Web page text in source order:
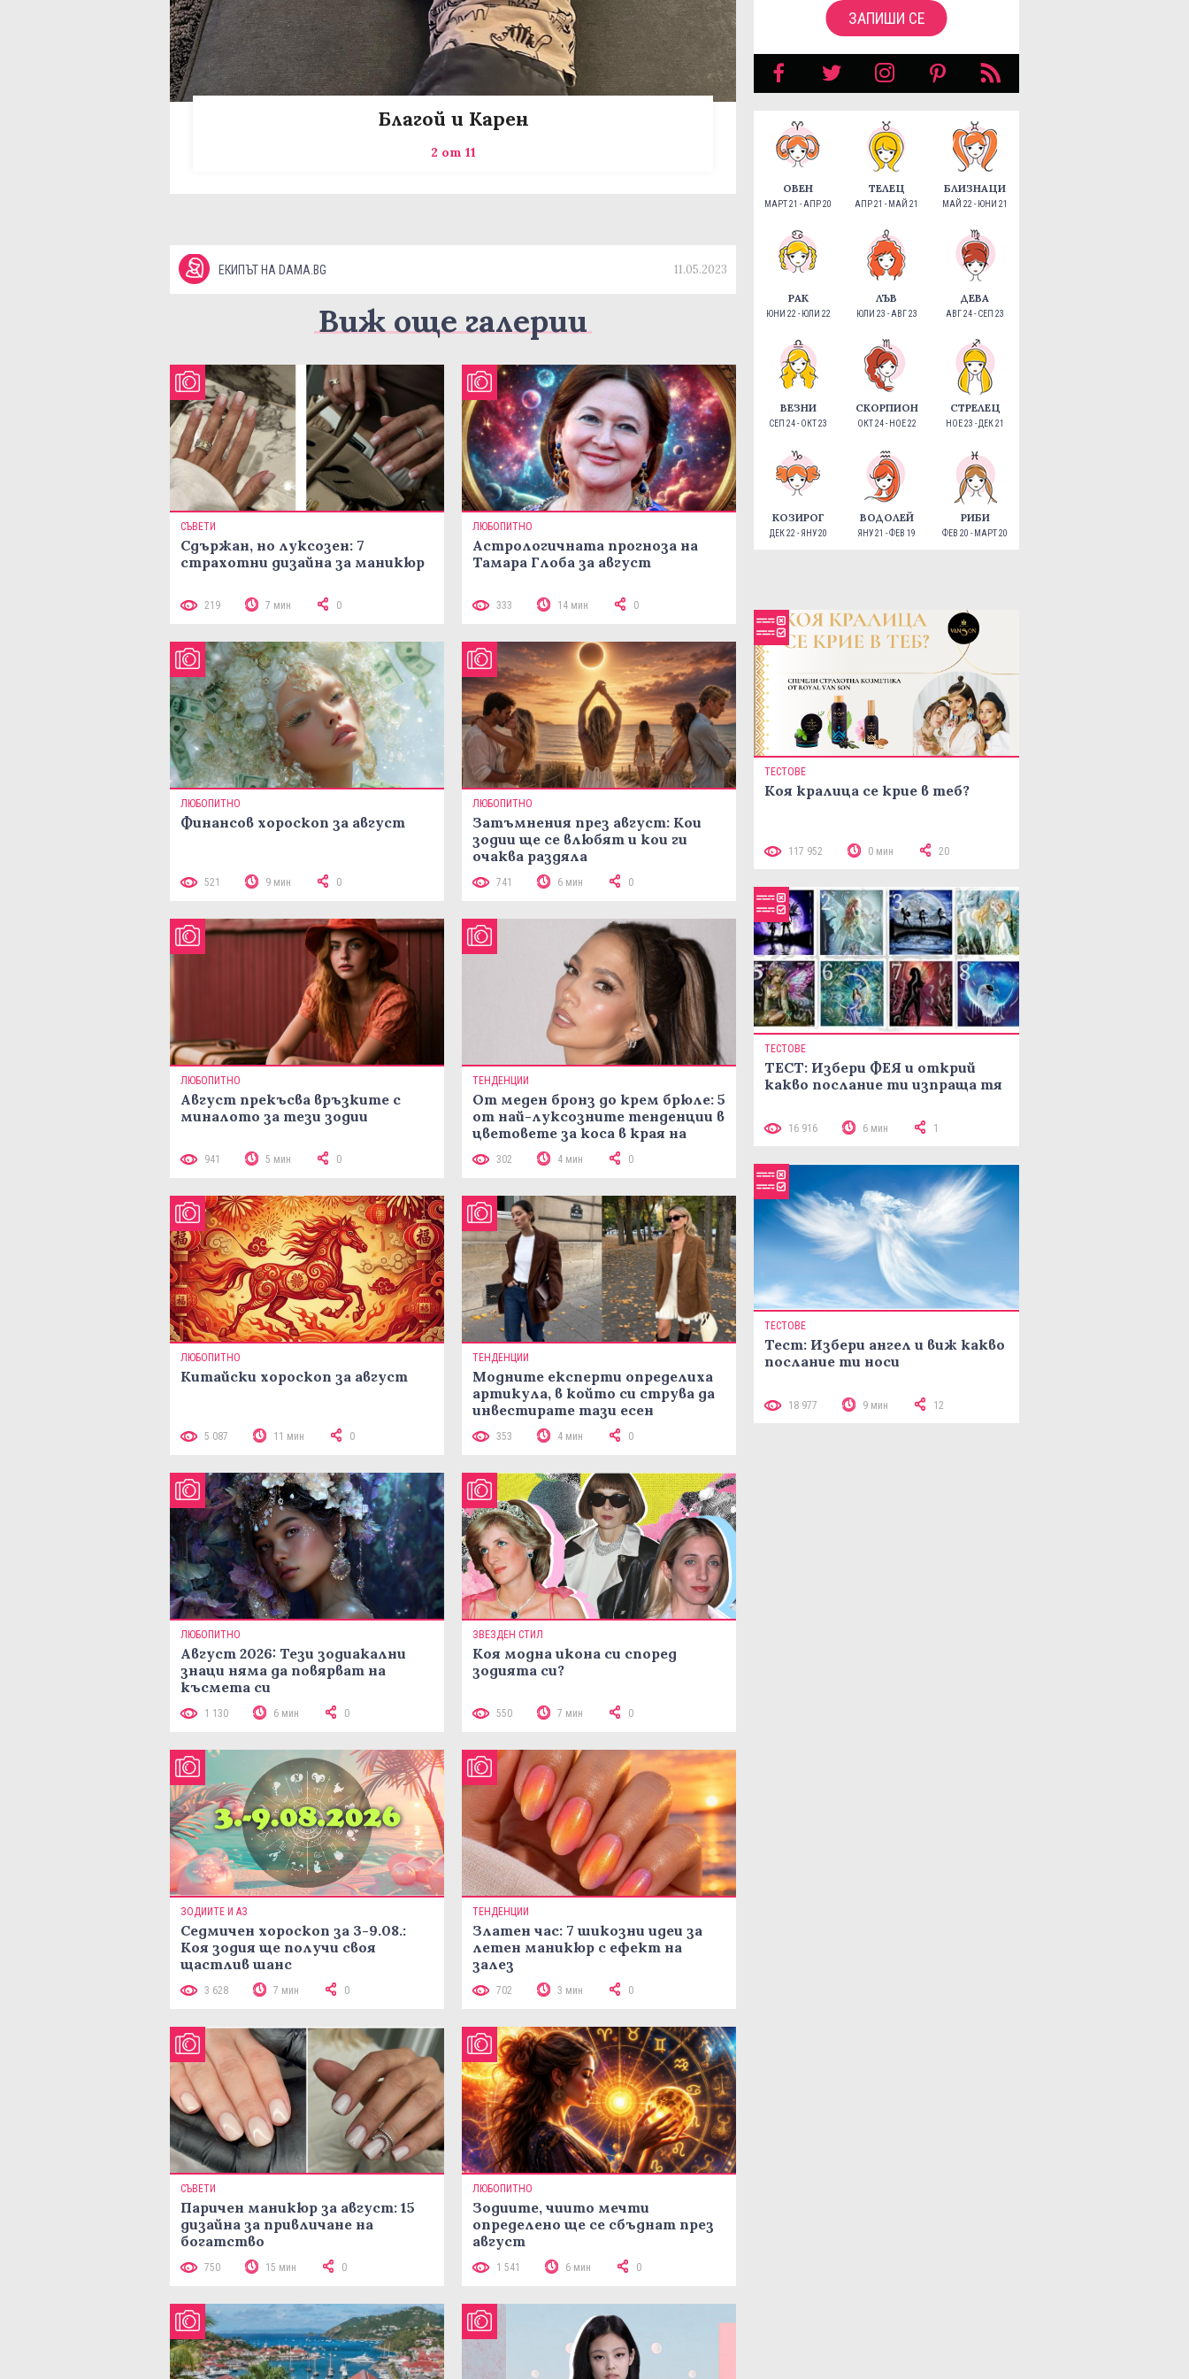
Благой и Карен
2 от 11
ЕКИПЪТ НА DAMA.BG 11.05.2023
Виж още галерии
СЪВЕТИ
Сдържан, но луксозен: 7
страхотни дизайна за маникюр
219 7 мин 0
ЛЮБОПИТНО
Астрологичната прогноза на
Тамара Глоба за август
333 14 мин 0
ЛЮБОПИТНО
Финансов хороскоп за август
521 9 мин 0
ЛЮБОПИТНО
Затъмнения през август: Кои
зодии ще се влюбят и кои ги
очаква раздяла
741 6 мин 0
ЛЮБОПИТНО
Август прекъсва връзките с
миналото за тези зодии
941 5 мин 0
ТЕНДЕНЦИИ
От меден бронз до крем брюле: 5
от най-луксозните тенденции в
цветовете за коса в края на
302 4 мин 0
ЛЮБОПИТНО
Китайски хороскоп за август
5 087 11 мин 0
ТЕНДЕНЦИИ
Модните експерти определиха
артикула, в който си струва да
инвестирате тази есен
353 4 мин 0
ЛЮБОПИТНО
Август 2026: Тези зодиакални
знаци няма да повярват на
късмета си
1 130 6 мин 0
ЗВЕЗДЕН СТИЛ
Коя модна икона си според
зодията си?
550 7 мин 0
ЗОДИИТЕ И АЗ
Седмичен хороскоп за 3-9.08.:
Коя зодия ще получи своя
щастлив шанс
3 628 7 мин 0
ТЕНДЕНЦИИ
Златен час: 7 шикозни идеи за
летен маникюр с ефект на
залез
702 3 мин 0
СЪВЕТИ
Паричен маникюр за август: 15
дизайна за привличане на
богатство
750 15 мин 0
ЛЮБОПИТНО
Зодиите, чиито мечти
определено ще се сбъднат през
август
1 541 6 мин 0
ЗАПИШИ СЕ
ОВЕН
МАРТ 21 - АПР 20
ТЕЛЕЦ
АПР 21 - МАЙ 21
БЛИЗНАЦИ
МАЙ 22 - ЮНИ 21
РАК
ЮНИ 22 - ЮЛИ 22
ЛЪВ
ЮЛИ 23 - АВГ 23
ДЕВА
АВГ 24 - СЕП 23
ВЕЗНИ
СЕП 24 - ОКТ 23
СКОРПИОН
ОКТ 24 - НОЕ 22
СТРЕЛЕЦ
НОЕ 23 - ДЕК 21
КОЗИРОГ
ДЕК 22 - ЯНУ 20
ВОДОЛЕЙ
ЯНУ 21 - ФЕВ 19
РИБИ
ФЕВ 20 - МАРТ 20
ТЕСТОВЕ
Коя кралица се крие в теб?
117 952 0 мин 20
ТЕСТОВЕ
ТЕСТ: Избери ФЕЯ и открий
какво послание ти изпраща тя
16 916 6 мин 1
ТЕСТОВЕ
Тест: Избери ангел и виж какво
послание ти носи
18 977 9 мин 12